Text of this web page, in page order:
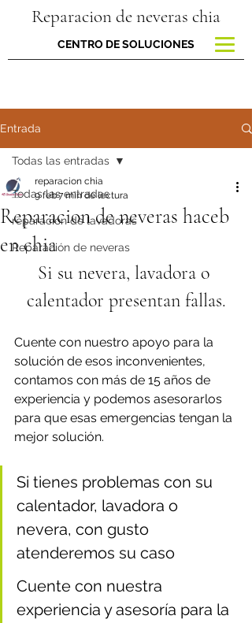
Reparacion de neveras chia
CENTRO DE SOLUCIONES
Entrada
Todas las entradas
reparacion de lavadoras
Reparación de neveras
Todas las entradas
Reparacion de neveras haceb
en chia
reparacion chia
9 feb7 min de lectura
Si su nevera, lavadora o
calentador presentan fallas.
Cuente con nuestro apoyo para la
solución de esos inconvenientes,
contamos con más de 15 años de
experiencia y podemos asesorarlos
para que esas emergencias tengan la
mejor solución.
Si tienes problemas con su
calentador, lavadora o
nevera, con gusto
atenderemos su caso
Cuente con nuestra
experiencia y asesoría para la